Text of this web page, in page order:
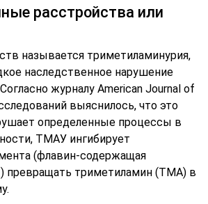
расстройства или
называется триметиламинурия,
наследственное нарушение
журналу American Journal of
выяснилось, что это
определенные процессы в
ТМАУ ингибирует
(флавин-содержащая
превращать триметиламин (ТМА) в